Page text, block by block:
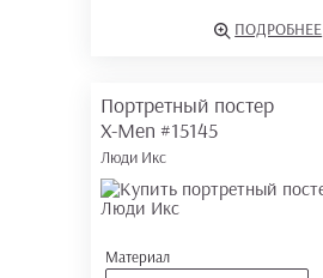
ПОДРОБНЕЕ
Портретный постер
X-Men #15145
Люди Икс
Материал